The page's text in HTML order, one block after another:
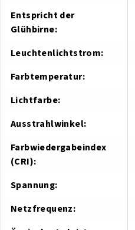
Entspricht der
Glühbirne:
Leuchtenlichtstrom:
Farbtemperatur:
Lichtfarbe:
Ausstrahlwinkel:
Farbwiedergabeindex
(CRI):
Spannung:
Netzfrequenz: